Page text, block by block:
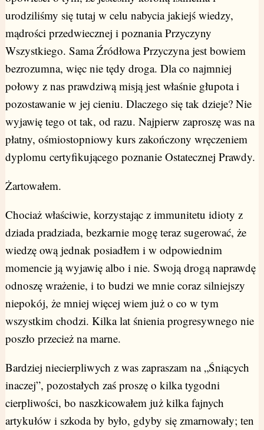
urodziliśmy się tutaj w celu nabycia jakiejś wiedzy,
mądrości przedwiecznej i poznania Przyczyny
Wszystkiego. Sama Źródłowa Przyczyna jest bowiem
bezrozumna, więc nie tędy droga. Dla co najmniej
połowy z nas prawdziwą misją jest właśnie głupota i
pozostawanie w jej cieniu. Dlaczego się tak dzieje? Nie
wyjawię tego ot tak, od razu. Najpierw zaproszę was na
płatny, ośmiostopniowy kurs zakończony wręczeniem
dyplomu certyfikującego poznanie Ostatecznej Prawdy.
Żartowałem.
Chociaż właściwie, korzystając z immunitetu idioty z
dziada pradziada, bezkarnie mogę teraz sugerować, że
wiedzę ową jednak posiadłem i w odpowiednim
momencie ją wyjawię albo i nie. Swoją drogą naprawdę
odnoszę wrażenie, i to budzi we mnie coraz silniejszy
niepokój, że mniej więcej wiem już o co w tym
wszystkim chodzi. Kilka lat śnienia progresywnego nie
poszło przecież na marne.
Bardziej niecierpliwych z was zapraszam na „Śniących
inaczej”, pozostałych zaś proszę o kilka tygodni
cierpliwości, bo naszkicowałem już kilka fajnych
artykułów i szkoda by było, gdyby się zmarnowały; ten